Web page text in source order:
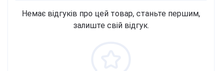
Немає відгуків про цей товар, станьте першим,
залиште свій відгук.